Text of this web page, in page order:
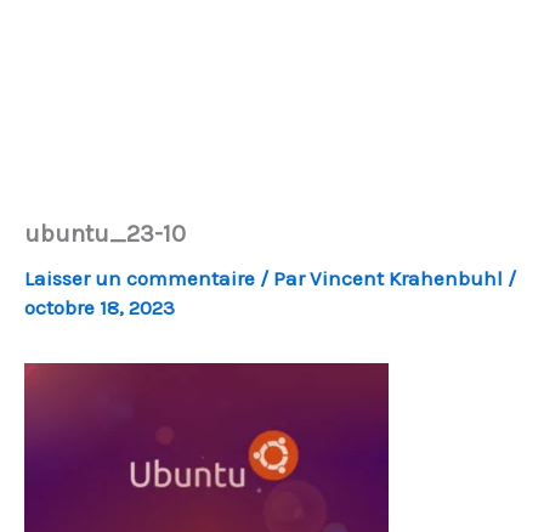
ubuntu_23-10
Laisser un commentaire / ParVincent Krahenbuhl /
octobre 18, 2023